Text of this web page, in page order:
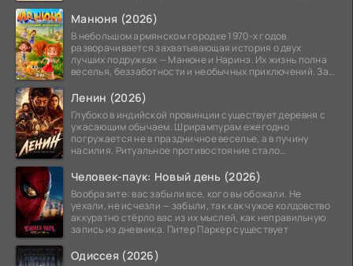
Манюня (2026)
В небольшом армянском городке 1970-х годов
разворачивается захватывающая история о двух
лучших подружках — Манюне и Наринэ. Их жизнь полна
веселья, беззаботности и необычных приключений. За
Ленин (2026)
Глубоко в индийской провинции существует деревня с
ужасающим обычаем. Шрирампурам ежегодно
погружается не в праздничное веселье, а в пучину
насилия. Ритуальное противостояние стало
Человек-паук: Новый день (2026)
Вообразите: вас забыли все, кого вы обожали. Не
уехали, не исчезли — забыли, так как чужое колдовство
аккуратно стёрло вас из их мыслей, как неправильную
запись из дневника. Питер Паркер существует
Одиссея (2026)